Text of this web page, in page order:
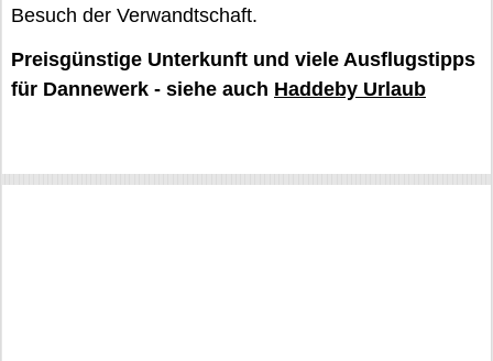
Besuch der Verwandtschaft.
Preisgünstige Unterkunft und viele Ausflugstipps
für Dannewerk - siehe auch Haddeby Urlaub